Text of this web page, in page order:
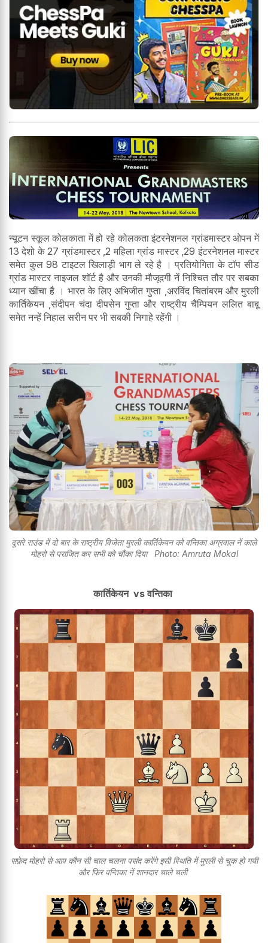
न्यूटन स्कूल कोलकाता में हो रहे कोलकता इंटरनेशनल ग्रांडमास्टर ओपन में
13 देशो के 27 ग्रांडमास्टर ,2 महिला ग्रांड मास्टर ,29 इंटरनेशनल मास्टर
समेत कुल 98 टाइटल खिलाड़ी भाग ले रहे है । प्रतियोगिता के टॉप सीड
ग्रांड मास्टर नाइजल शॉर्ट है और उनकी मौजूदगी नें निश्चित तौर पर सबका
ध्यान खींचा है । भारत के लिए अभिजीत गुप्ता ,अरविंद चितांबरम और मुरली
कार्तिकेयन ,संदीपन चंदा दीपसेन गुप्ता और राष्ट्रीय चैम्पियन ललित बाबू
समेत नन्हें निहाल सरीन पर भी सबकी निगाहे रहेंगी ।
दूसरे राउंड में दो बार के राष्ट्रीय विजेता मुरली कार्तिकेयन को वन्तिका अग्रवाल नें काले
मोहरो से पराजित कर सभी को चौंका दिया Photo: Amruta Mokal
कार्तिकेयन vs वन्तिका
सफ़ेद मोहरो से आप कौन सी चाल चलना पसंद करेंगे इसी स्थिति में मुरली से चूक हो गयी
और फिर वन्तिका नें शानदार चाले चली